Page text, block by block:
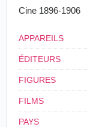
Cine 1896-1906
APPAREILS
ÉDITEURS
FIGURES
FILMS
PAYS